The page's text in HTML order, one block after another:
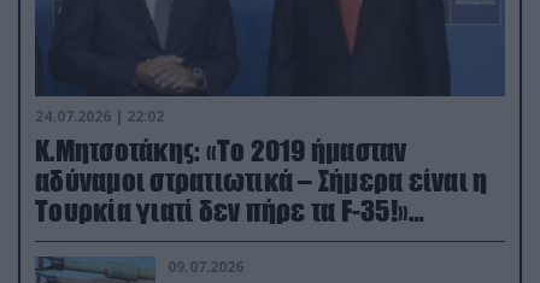
24.07.2026 | 22:02
Κ.Μητσοτάκης: «Το 2019 ήμασταν
αδύναμοι στρατιωτικά – Σήμερα είναι η
Τουρκία γιατί δεν πήρε τα F-35!»
(βίντεο)
09.07.2026